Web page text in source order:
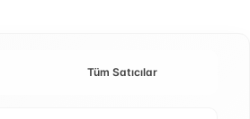
Tüm Satıcılar